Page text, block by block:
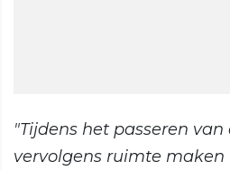
"Tijdens het passeren
vervolgens ruimte maken